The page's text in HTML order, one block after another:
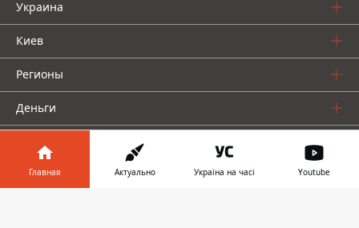
Украина
Киев
Регионы
Деньги
Жизнь
Главная Актуально Україна на часі Youtube